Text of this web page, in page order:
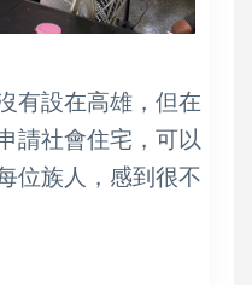
有設在高雄，但在
請社會住宅，可以
位族人，感到很不